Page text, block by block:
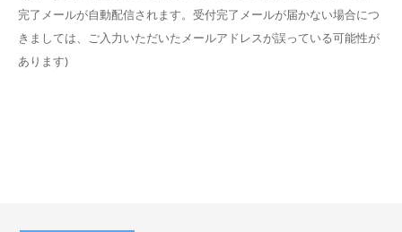
完了メールが自動配信されます。受付完了メールが届かない場合につ
きましては、ご入力いただいたメールアドレスが誤っている可能性が
あります)